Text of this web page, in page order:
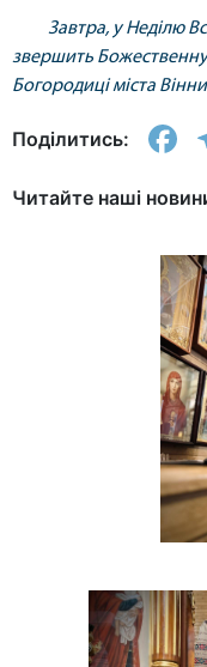
Завтра, у Неділю
звершить Божественну
Богородиці міста
Поділитись:
Читайте наші